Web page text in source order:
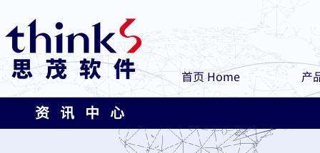
首页 Home 产
资 讯 中 心